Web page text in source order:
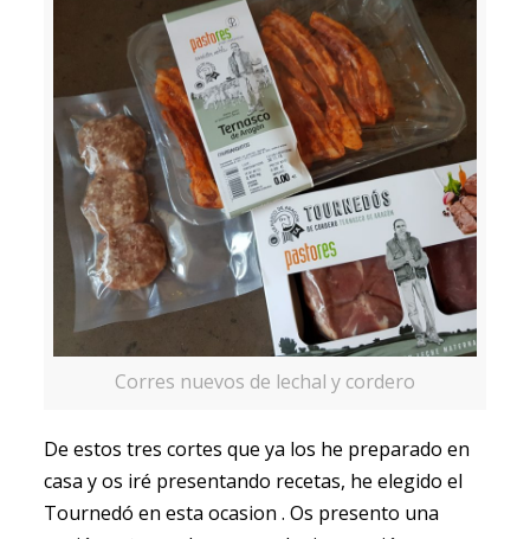
Corres nuevos de lechal y cordero
De estos tres cortes que ya los he preparado en
casa y os iré presentando recetas, he elegido el
Tournedó en esta ocasion . Os presento una